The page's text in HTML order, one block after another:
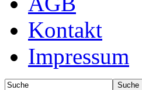
Kontakt
Impressum